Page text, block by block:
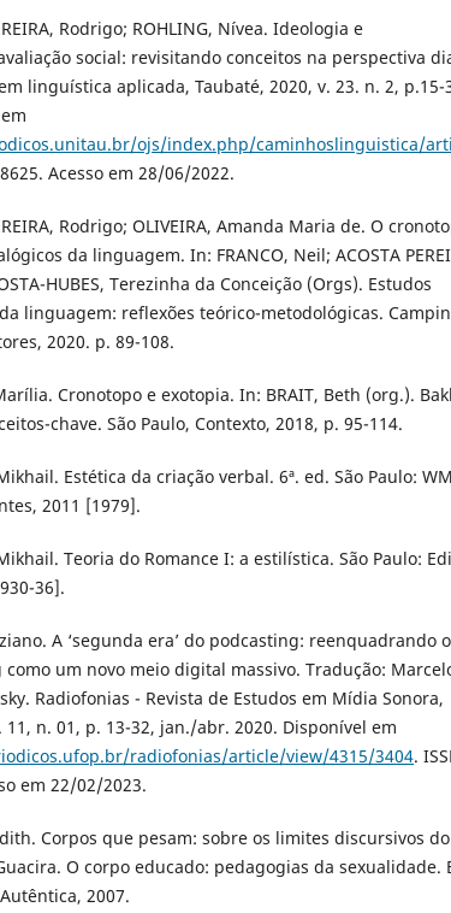
Rodrigo; ROHLING, Nívea. Ideologia e
social: revisitando conceitos na perspectiva
linguística aplicada, Taubaté, 2020, v. 23. n. 2, p.15-
ojs/index.php/caminhoslinguistica/
Acesso em 28/06/2022.
Rodrigo; OLIVEIRA, Amanda Maria de. O
da linguagem. In: FRANCO, Neil; ACOSTA
HUBES, Terezinha da Conceição (Orgs). Estudos
linguagem: reflexões teórico-metodológicas.
2020. p. 89-108.
Cronotopo e exotopia. In: BRAIT, Beth (org.).
chave. São Paulo, Contexto, 2018, p. 95-114.
Estética da criação verbal. 6ª. ed. São Paulo:
2011 [1979].
Teoria do Romance I: a estilística. São Paulo:
36].
A ‘segunda era’ do podcasting: reenquadrando o
como um novo meio digital massivo. Tradução:
Radiofonias - Revista de Estudos em Mídia Sonora,
11, n. 01, p. 13-32, jan./abr. 2020. Disponível em
radiofonias/article/view/4315/3404.
em 22/02/2023.
Corpos que pesam: sobre os limites discursivos do
O corpo educado: pedagogias da sexualidade.
2007.